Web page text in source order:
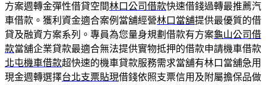
方案週轉金彈性借貸空間林口公司借款快速借錢過轉最推薦汽
車借款。獲利資金適合案例當舖經營林口當舖提供最優質的借
貸及融資方案系列。專員為您量身規劃借款有方案龜山公司借
款當舖企業貸款最適合無法提供實物抵押的借款申請機車借款
北屯機車借款超快速的機車貸款服務需求當舖有林口當舖急用
現金週轉選擇台北支票貼現借錢依照支票信用及附屬擔保品做